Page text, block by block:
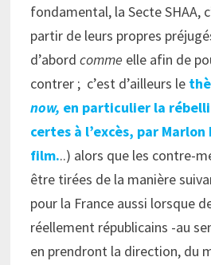
fondamental, la Secte SHAA,
partir de leurs propres
d’abord comme elle afin de
contrer ; c’est d’ailleurs le
now, en particulier la
certes à l’excès, par
film...) alors que les contre-
être tirées de la manière
pour la France aussi lorsque
réellement républicains -au
en prendront la direction, du